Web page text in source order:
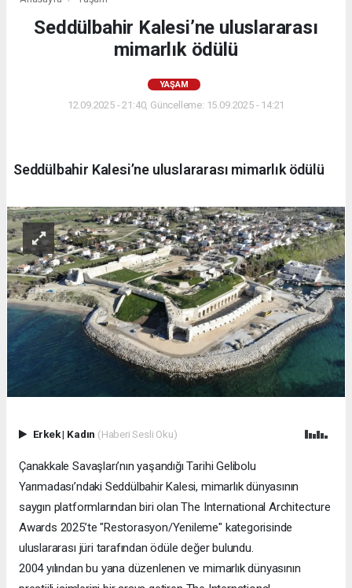
Seddülbahir Kalesi’ne uluslararası
mimarlık ödülü
YAŞAM
12.09.2025 - 21:40, Güncelleme: 15.09.2025 - 14:21
Seddülbahir Kalesi’ne uluslararası mimarlık ödülü
Erkek| Kadın (Haberi Sesli Oku)
Çanakkale Savaşları’nın yaşandığı Tarihi Gelibolu
Yarımadası’ndaki Seddülbahir Kalesi, mimarlık dünyasının
saygın platformlarından biri olan The International Architecture
Awards 2025’te "Restorasyon/Yenileme" kategorisinde
uluslararası jüri tarafından ödüle değer bulundu.
2004 yılından bu yana düzenlenen ve mimarlık dünyasının